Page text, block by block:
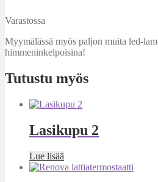
Varastossa
Myymälässä myös paljon muita led-
himmeninkelpoisina!
Tutustu myös
Lasikupu 2
Lue lisää